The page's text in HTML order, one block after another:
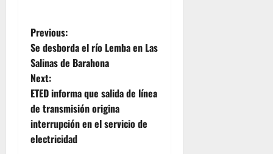
P
o
s
t
n
Previous:
Se desborda el río Lemba en Las
Salinas de Barahona
Next:
ETED informa que salida de línea
de transmisión origina
interrupción en el servicio de
electricidad